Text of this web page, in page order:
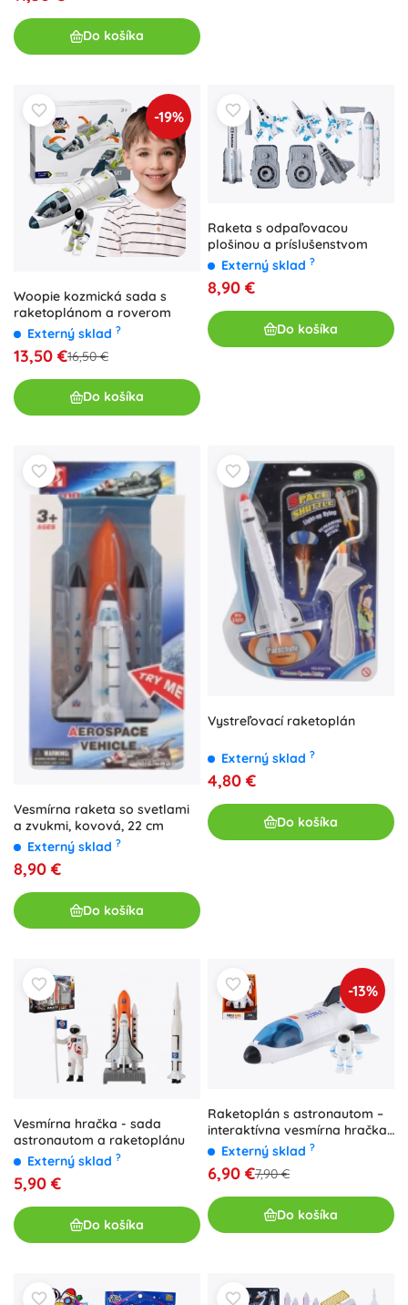
Do košíka
-19%
Woopie kozmická sada s
raketoplánom a roverom
Externý sklad ?
13,50 €16,50 €
Do košíka
Raketa s odpaľovacou
plošinou a príslušenstvom
Externý sklad ?
8,90 €
Do košíka
Vesmírna raketa so svetlami
a zvukmi, kovová, 22 cm
Externý sklad ?
8,90 €
Do košíka
Vystreľovací raketoplán
Externý sklad ?
4,80 €
Do košíka
Vesmírna hračka - sada
astronautom a raketoplánu
Externý sklad ?
5,90 €
Do košíka
-13%
Raketoplán s astronautom –
interaktívna vesmírna hračka
so svetlami a zvukmi, 20 cm
Externý sklad ?
6,90 €7,90 €
Do košíka